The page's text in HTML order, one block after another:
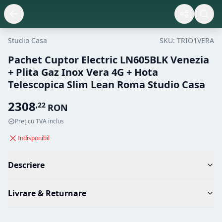
Studio Casa SKU: TRIO1VERA
Pachet Cuptor Electric LN605BLK Venezia
+ Plita Gaz Inox Vera 4G + Hota
Telescopica Slim Lean Roma Studio Casa
2308,22 RON
Preț cu TVA inclus
Indisponibil
Descriere
Livrare & Returnare